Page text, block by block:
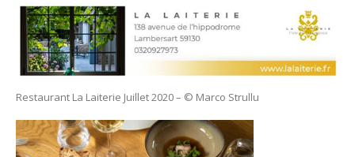
Restaurant La Laiterie Juillet 2020 – © Marco Strullu